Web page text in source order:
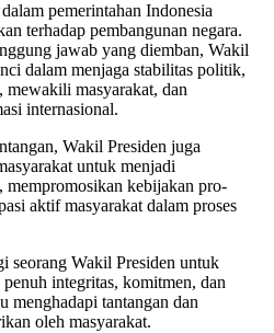
pemerintahan Indonesia
terhadap pembangunan negara.
jawab yang diemban, Wakil
dalam menjaga stabilitas politik,
mewakili masyarakat, dan
internasional.
Wakil Presiden juga
untuk menjadi
mempromosikan kebijakan pro-
aktif masyarakat dalam proses
seorang Wakil Presiden untuk
integritas, komitmen, dan
menghadapi tantangan dan
oleh masyarakat.